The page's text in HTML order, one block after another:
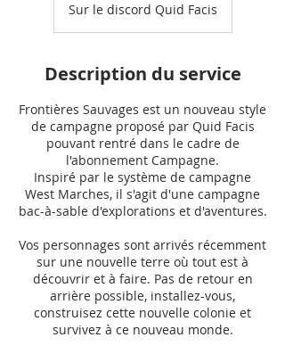
Sur le discord Quid Facis
Description du service
Frontières Sauvages est un nouveau style
de campagne proposé par Quid Facis
pouvant rentré dans le cadre de
l'abonnement Campagne.
Inspiré par le système de campagne
West Marches, il s'agit d'une campagne
bac-à-sable d'explorations et d'aventures.
Vos personnages sont arrivés récemment
sur une nouvelle terre où tout est à
découvrir et à faire. Pas de retour en
arrière possible, installez-vous,
construisez cette nouvelle colonie et
survivez à ce nouveau monde.